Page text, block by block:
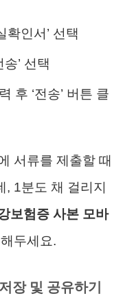
확인서’ 선택
’ 선택
후 ‘전송’ 버튼 클
서류를 제출할 때
, 1분도 채 걸리지
보험증 사본 모바
두세요.
장 및 공유하기